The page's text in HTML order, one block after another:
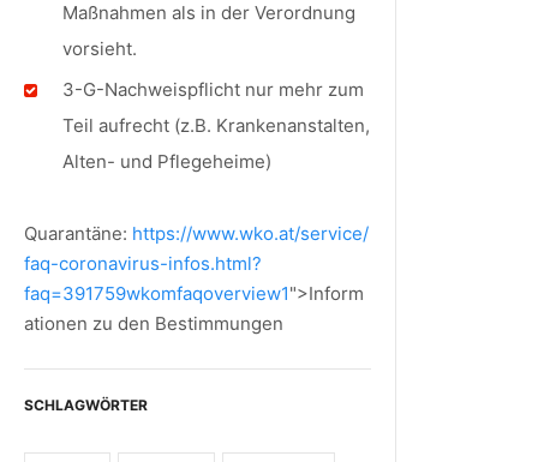
Maßnahmen als in der Verordnung
vorsieht.
3-G-Nachweispflicht nur mehr zum
Teil aufrecht (z.B. Krankenanstalten,
Alten- und Pflegeheime)
Quarantäne: https://www.wko.at/service/
faq-coronavirus-infos.html?
faq=391759wkomfaqoverview1">Inform
ationen zu den Bestimmungen
SCHLAGWÖRTER